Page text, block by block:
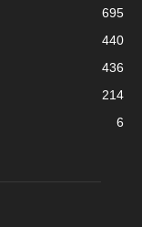
695
440
436
214
6